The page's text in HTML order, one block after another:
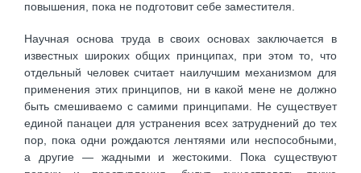
повышения, пока не подготовит себе заместителя.
Научная основа труда в своих основах заключается в
известных широких общих принципах, при этом то, что
отдельный человек считает наилучшим механизмом для
применения этих принципов, ни в какой мене не должно
быть смешиваемо с самими принципами. Не существует
единой панацеи для устранения всех затруднений до тех
пор, пока одни рождаются лентяями или неспособными,
а другие — жадными и жестокими. Пока существуют